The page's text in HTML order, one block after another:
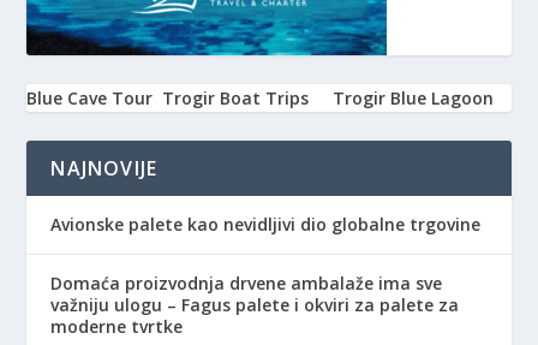
Blue Cave Tour Trogir Boat Trips Trogir Blue Lagoon
NAJNOVIJE
Avionske palete kao nevidljivi dio globalne trgovine
Domaća proizvodnja drvene ambalaže ima sve
važniju ulogu – Fagus palete i okviri za palete za
moderne tvrtke